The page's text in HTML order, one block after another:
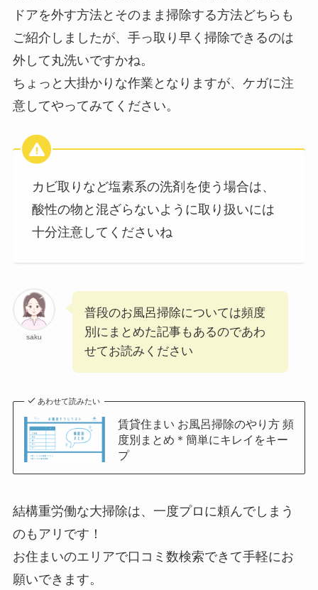
ドアを外す方法とそのまま掃除する方法どちらも
ご紹介しましたが、手っ取り早く掃除できるのは
外して丸洗いですかね。
ちょっと大掛かりな作業となりますが、ケガに注
意してやってみてください。
カビ取りなど塩素系の洗剤を使う場合は、
酸性の物と混ざらないように取り扱いには
十分注意してくださいね
saku
普段のお風呂掃除については頻度
別にまとめた記事もあるのであわ
せてお読みください
あわせて読みたい
賃貸住まい お風呂掃除のやり方 頻
度別まとめ＊簡単にキレイをキー
プ
結構重労働な大掃除は、一度プロに頼んでしまう
のもアリです！
お住まいのエリアで口コミ数検索できて手軽にお
願いできます。